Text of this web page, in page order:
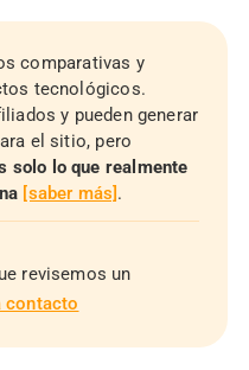
comparativas y
tecnológicos.
y pueden generar
el sitio, pero
solo lo que realmente
[saber más].
revisemos un
contacto